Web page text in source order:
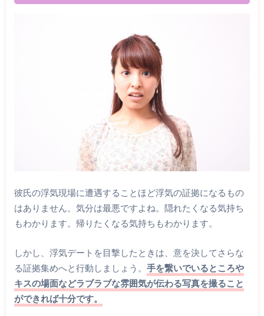
彼氏の浮気現場に遭遇することほど浮気の証拠になるもの
はありません。気分は最悪ですよね。隠れたくなる気持ち
もわかります。帰りたくなる気持ちもわかります。
しかし、浮気デートを目撃したときは、意を決してさらな
る証拠集めへと行動しましょう。 手を繋いでいるところや
キスの場面などラブラブな雰囲気が伝わる写真を撮ること
ができれば十分です。